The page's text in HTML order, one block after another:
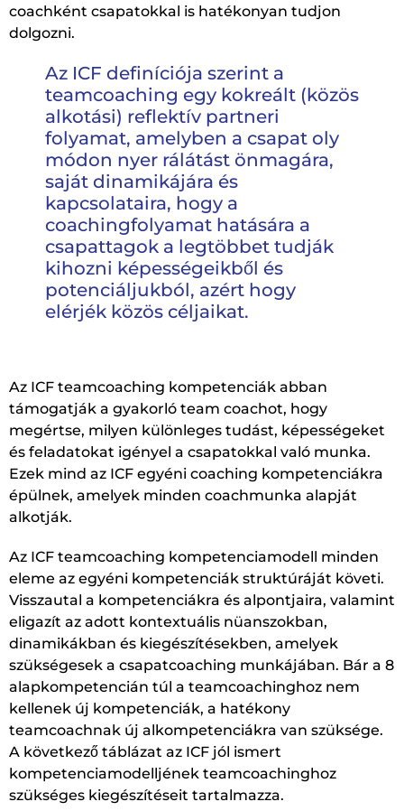
coachként csapatokkal is hatékonyan tudjon
dolgozni.
Az ICF definíciója szerint a
teamcoaching egy kokreált (közös
alkotási) reflektív partneri
folyamat, amelyben a csapat oly
módon nyer rálátást önmagára,
saját dinamikájára és
kapcsolataira, hogy a
coachingfolyamat hatására a
csapattagok a legtöbbet tudják
kihozni képességeikből és
potenciáljukból, azért hogy
elérjék közös céljaikat.​
Az ICF teamcoaching kompetenciák abban
támogatják a gyakorló team coachot, hogy
megértse, milyen különleges tudást, képességeket
és feladatokat igényel a csapatokkal való munka.
Ezek mind az ICF egyéni coaching kompetenciákra
épülnek, amelyek minden coachmunka alapját
alkotják.
Az ICF teamcoaching kompetenciamodell minden
eleme az egyéni kompetenciák struktúráját követi.
Visszautal a kompetenciákra és alpontjaira, valamint
eligazít az adott kontextuális nüanszokban,
dinamikákban és kiegészítésekben, amelyek
szükségesek a csapatcoaching munkájában. Bár a 8
alapkompetencián túl a teamcoachinghoz nem
kellenek új kompetenciák, a hatékony
teamcoachnak új alkompetenciákra van szüksége.
A következő táblázat az ICF jól ismert
kompetenciamodelljének teamcoachinghoz
szükséges kiegészítéseit tartalmazza.